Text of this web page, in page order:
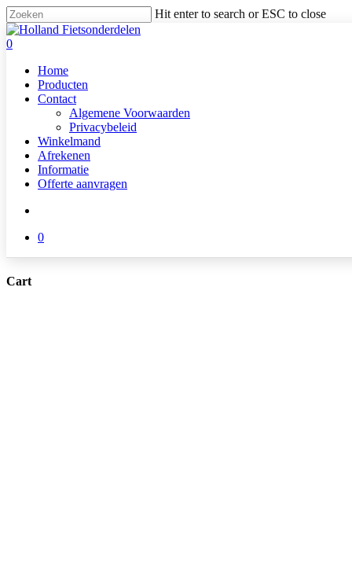
Skip
to
main
Hit enter to search or ESC to close
Close
Search
search
0
Home
Producten
Contact
Algemene Voorwaarden
Privacybeleid
Winkelmand
Afrekenen
Informatie
Offerte aanvragen
0
Cart